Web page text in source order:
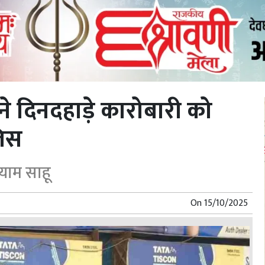
कारोबारी को
साहू
On15/10/2025